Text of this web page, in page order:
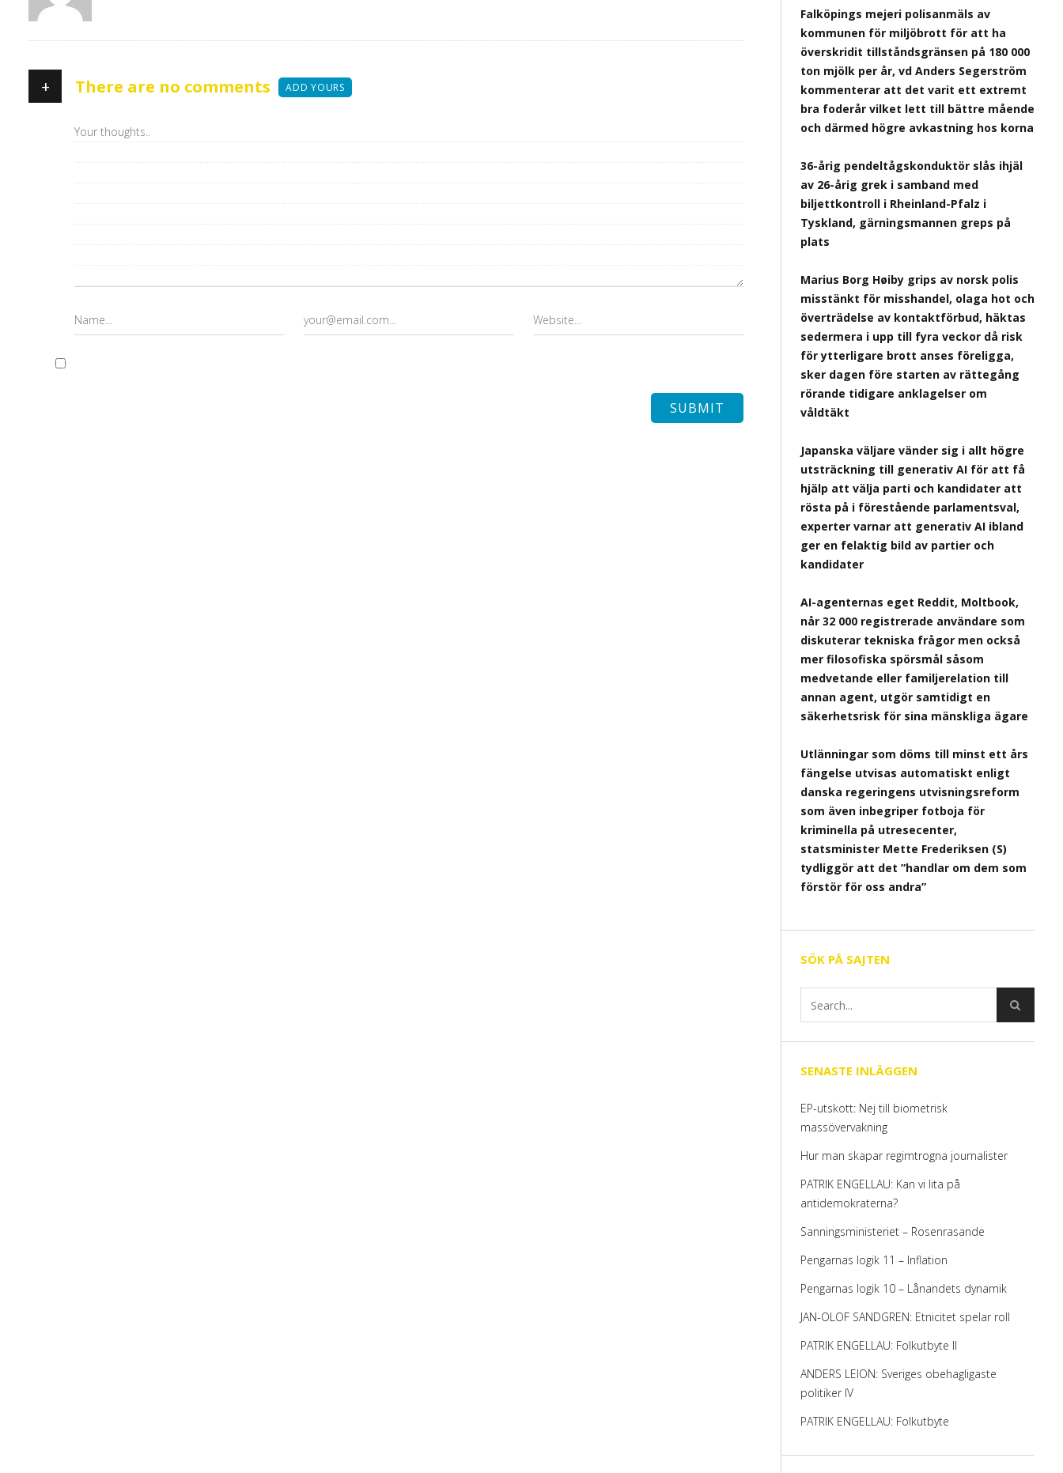
+ There are no comments ADD YOURS
Falköpings mejeri polisanmäls av
kommunen för miljöbrott för att ha
överskridit tillståndsgränsen på 180 000
ton mjölk per år, vd Anders Segerström
kommenterar att det varit ett extremt
bra foderår vilket lett till bättre mående
och därmed högre avkastning hos korna
36-årig pendeltågskonduktör slås ihjäl
av 26-årig grek i samband med
biljettkontroll i Rheinland-Pfalz i
Tyskland, gärningsmannen greps på
plats
Marius Borg Høiby grips av norsk polis
misstänkt för misshandel, olaga hot och
överträdelse av kontaktförbud, häktas
sedermera i upp till fyra veckor då risk
för ytterligare brott anses föreligga,
sker dagen före starten av rättegång
rörande tidigare anklagelser om
våldtäkt
Japanska väljare vänder sig i allt högre
utsträckning till generativ AI för att få
hjälp att välja parti och kandidater att
rösta på i förestående parlamentsval,
experter varnar att generativ AI ibland
ger en felaktig bild av partier och
kandidater
AI-agenternas eget Reddit, Moltbook,
når 32 000 registrerade användare som
diskuterar tekniska frågor men också
mer filosofiska spörsmål såsom
medvetande eller familjerelation till
annan agent, utgör samtidigt en
säkerhetsrisk för sina mänskliga ägare
Utlänningar som döms till minst ett års
fängelse utvisas automatiskt enligt
danska regeringens utvisningsreform
som även inbegriper fotboja för
kriminella på utresecenter,
statsminister Mette Frederiksen (S)
tydliggör att det ”handlar om dem som
förstör för oss andra”
SÖK PÅ SAJTEN
SENASTE INLÄGGEN
EP-utskott: Nej till biometrisk
massövervakning
Hur man skapar regimtrogna journalister
PATRIK ENGELLAU: Kan vi lita på
antidemokraterna?
Sanningsministeriet – Rosenrasande
Pengarnas logik 11 – Inflation
Pengarnas logik 10 – Lånandets dynamik
JAN-OLOF SANDGREN: Etnicitet spelar roll
PATRIK ENGELLAU: Folkutbyte II
ANDERS LEION: Sveriges obehagligaste
politiker IV
PATRIK ENGELLAU: Folkutbyte